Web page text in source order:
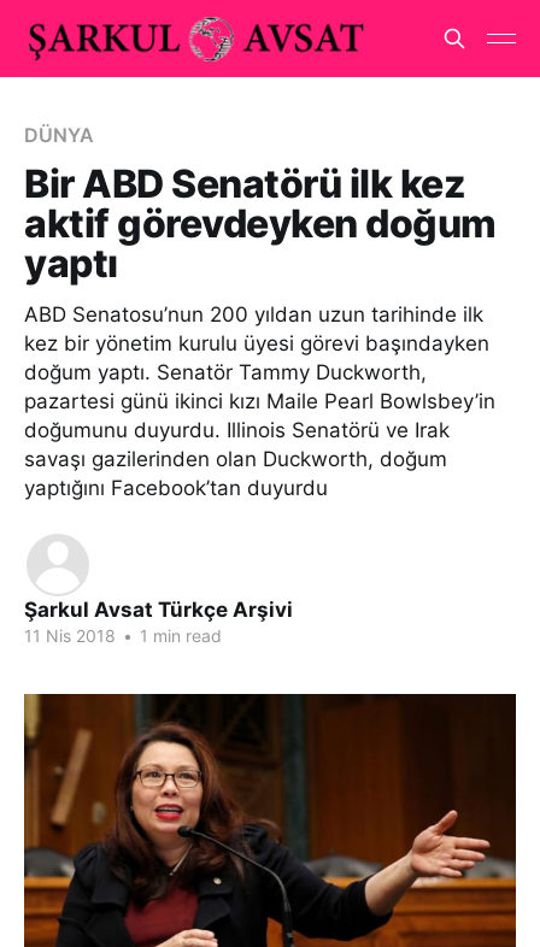
DÜNYA
Bir ABD Senatörü ilk kez
aktif görevdeyken doğum
yaptı
ABD Senatosu’nun 200 yıldan uzun tarihinde ilk
kez bir yönetim kurulu üyesi görevi başındayken
doğum yaptı. Senatör Tammy Duckworth,
pazartesi günü ikinci kızı Maile Pearl Bowlsbey’in
doğumunu duyurdu. Illinois Senatörü ve Irak
savaşı gazilerinden olan Duckworth, doğum
yaptığını Facebook’tan duyurdu
Şarkul Avsat Türkçe Arşivi
11 Nis 2018 • 1 min read